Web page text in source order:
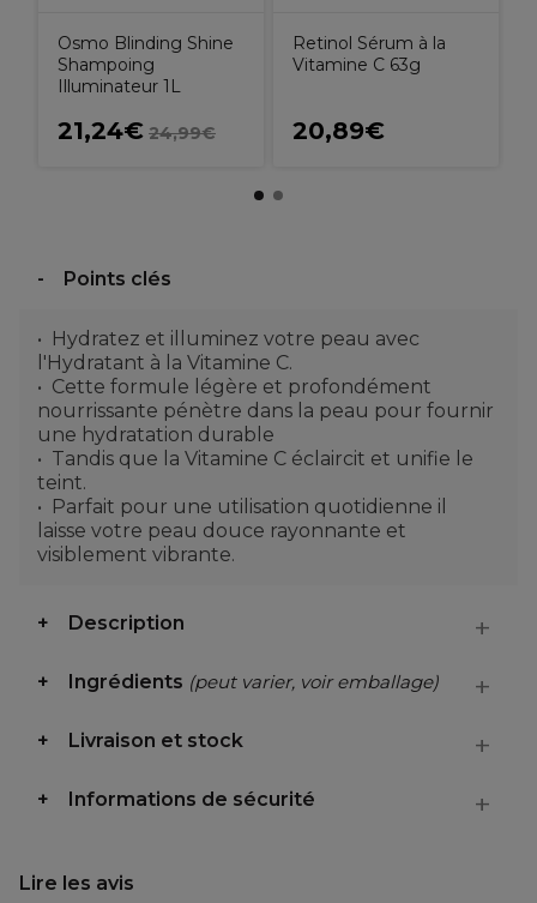
Osmo Blinding Shine
Shampoing
Illuminateur 1L
21,24€ 24,99€
Retinol Sérum à la
Vitamine C 63g
20,89€
Points clés
Hydratez et illuminez votre peau avec
l'Hydratant à la Vitamine C.
Cette formule légère et profondément
nourrissante pénètre dans la peau pour fournir
une hydratation durable
Tandis que la Vitamine C éclaircit et unifie le
teint.
Parfait pour une utilisation quotidienne il
laisse votre peau douce rayonnante et
visiblement vibrante.
Description
Ingrédients (peut varier, voir emballage)
Livraison et stock
Informations de sécurité
Lire les avis